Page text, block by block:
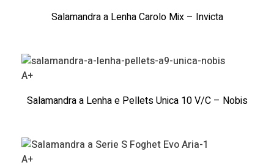
Salamandra a Lenha Carolo Mix – Invicta
A+
Salamandra a Lenha e Pellets Unica 10 V/C – Nobis
A+